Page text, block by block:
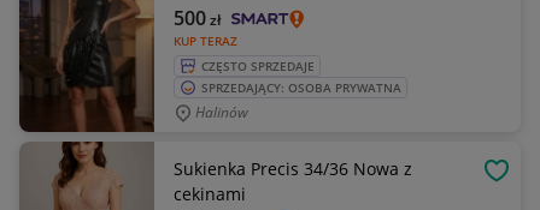
KUP TERAZ
500zł
CZĘSTO SPRZEDAJE
SPRZEDAJĄCY: OSOBA PRYWATNA
Halinów
Sukienka Precis 34/36 Nowa z
cekinami